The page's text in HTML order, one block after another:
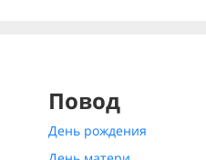
Повод
День рождения